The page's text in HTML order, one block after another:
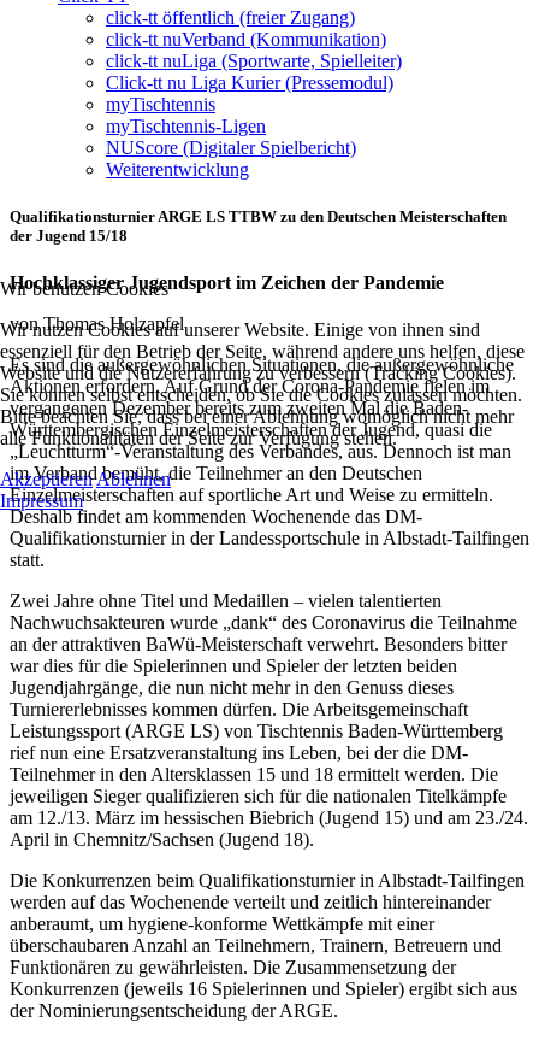
click-tt öffentlich (freier Zugang)
click-tt nuVerband (Kommunikation)
click-tt nuLiga (Sportwarte, Spielleiter)
Click-tt nu Liga Kurier (Pressemodul)
myTischtennis
myTischtennis-Ligen
NUScore (Digitaler Spielbericht)
Weiterentwicklung
Qualifikationsturnier ARGE LS TTBW zu den Deutschen Meisterschaften
der Jugend 15/18
Hochklassiger Jugendsport im Zeichen der Pandemie
von Thomas Holzapfel
Es sind die außergewöhnlichen Situationen, die außergewöhnliche
Aktionen erfordern. Auf Grund der Corona-Pandemie fielen im
vergangenen Dezember bereits zum zweiten Mal die Baden-
Württembergischen Einzelmeisterschaften der Jugend, quasi die
„Leuchtturm“-Veranstaltung des Verbandes, aus. Dennoch ist man
im Verband bemüht, die Teilnehmer an den Deutschen
Einzelmeisterschaften auf sportliche Art und Weise zu ermitteln.
Deshalb findet am kommenden Wochenende das DM-
Qualifikationsturnier in der Landessportschule in Albstadt-Tailfingen
statt.
Zwei Jahre ohne Titel und Medaillen – vielen talentierten
Nachwuchsakteuren wurde „dank“ des Coronavirus die Teilnahme
an der attraktiven BaWü-Meisterschaft verwehrt. Besonders bitter
war dies für die Spielerinnen und Spieler der letzten beiden
Jugendjahrgänge, die nun nicht mehr in den Genuss dieses
Turniererlebnisses kommen dürfen. Die Arbeitsgemeinschaft
Leistungssport (ARGE LS) von Tischtennis Baden-Württemberg
rief nun eine Ersatzveranstaltung ins Leben, bei der die DM-
Teilnehmer in den Altersklassen 15 und 18 ermittelt werden. Die
jeweiligen Sieger qualifizieren sich für die nationalen Titelkämpfe
am 12./13. März im hessischen Biebrich (Jugend 15) und am 23./24.
April in Chemnitz/Sachsen (Jugend 18).
Die Konkurrenzen beim Qualifikationsturnier in Albstadt-Tailfingen
werden auf das Wochenende verteilt und zeitlich hintereinander
anberaumt, um hygiene-konforme Wettkämpfe mit einer
überschaubaren Anzahl an Teilnehmern, Trainern, Betreuern und
Funktionären zu gewährleisten. Die Zusammensetzung der
Konkurrenzen (jeweils 16 Spielerinnen und Spieler) ergibt sich aus
der Nominierungsentscheidung der ARGE.
Wir benutzen Cookies
Wir nutzen Cookies auf unserer Website. Einige von ihnen sind
essenziell für den Betrieb der Seite, während andere uns helfen, diese
Website und die Nutzererfahrung zu verbessern (Tracking Cookies).
Sie können selbst entscheiden, ob Sie die Cookies zulassen möchten.
Bitte beachten Sie, dass bei einer Ablehnung womöglich nicht mehr
alle Funktionalitäten der Seite zur Verfügung stehen.
AkzeptierenAblehnen
Impressum